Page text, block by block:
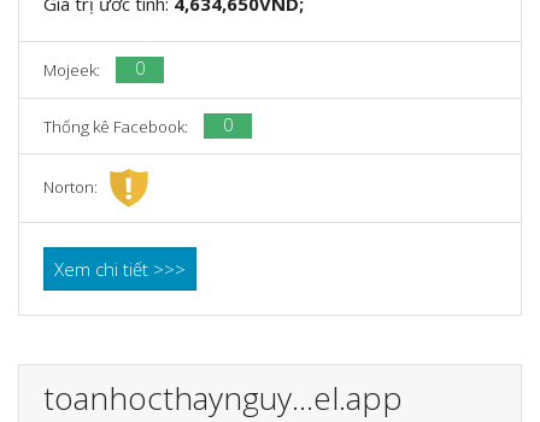
Mojeek: 0
Thống kê Facebook: 0
Norton:
Xem chi tiết >>>
toanhocthaynguy...el.app